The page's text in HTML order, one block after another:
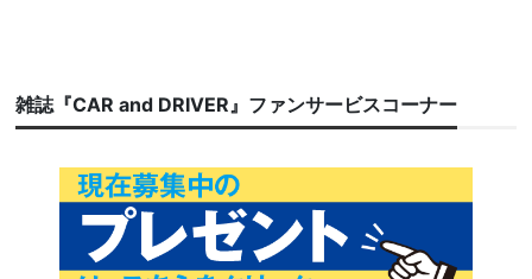
雑誌『CAR and DRIVER』ファンサービスコーナー